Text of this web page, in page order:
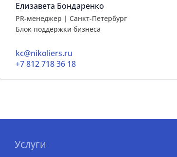
Елизавета Бондаренко
PR-менеджер | Санкт-Петербург
Блок поддержки бизнеса
kc@nikoliers.ru
+7 812 718 36 18
Услуги